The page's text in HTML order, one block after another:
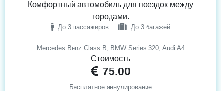
Mercedes Benz Class B, BMW Series 320, Audi A4
Комфортный автомобиль для поездок между
городами.
До 3 пассажиров До 3 багажей
Стоимость
75.00
Бесплатное аннулирование